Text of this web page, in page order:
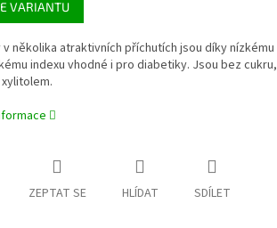
VARIANTU
v několika atraktivních příchutích jsou díky nízkému
indexu vhodné i pro diabetiky. Jsou bez cukru,
ZEPTAT SE HLÍDAT SDÍLET